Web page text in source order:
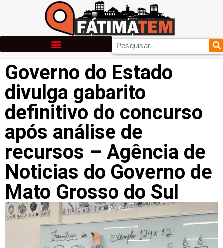
Governo do Estado
divulga gabarito
definitivo do concurso
após análise de
recursos – Agência de
Noticias do Governo de
Mato Grosso do Sul